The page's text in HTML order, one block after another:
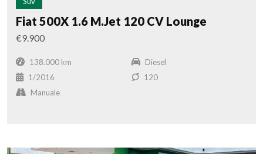
Fiat 500X 1.6 M.Jet 120 CV Lounge
€9.900
138.000 km
Diesel
1/2016
120
Manuale